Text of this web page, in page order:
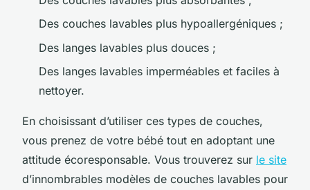
Des couches lavables plus hypoallergéniques ;
Des langes lavables plus douces ;
Des langes lavables imperméables et faciles à
nettoyer.
En choisissant d’utiliser ces types de couches,
vous prenez de votre bébé tout en adoptant une
attitude écoresponsable. Vous trouverez sur le site
d’innombrables modèles de couches lavables pour